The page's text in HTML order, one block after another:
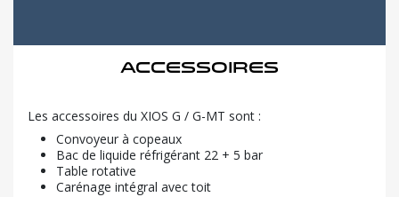
Accessoires
Les accessoires du XIOS G / G-MT sont :
Convoyeur à copeaux
Bac de liquide réfrigérant 22 + 5 bar
Table rotative
Carénage intégral avec toit